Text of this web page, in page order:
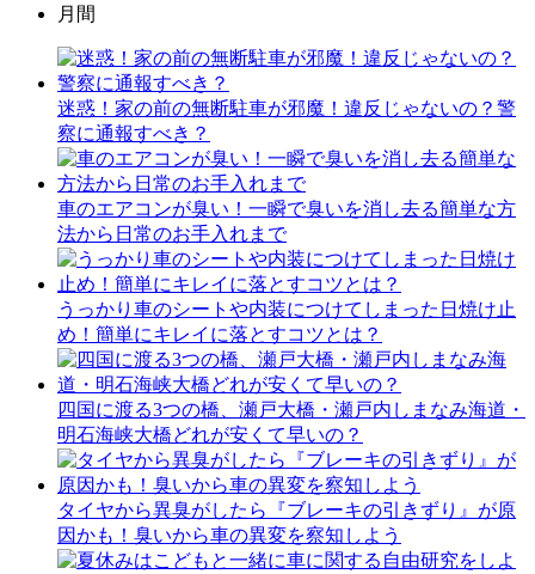
月間
迷惑！家の前の無断駐車が邪魔！違反じゃないの？警
察に通報すべき？
車のエアコンが臭い！一瞬で臭いを消し去る簡単な方
法から日常のお手入れまで
うっかり車のシートや内装につけてしまった日焼け止
め！簡単にキレイに落とすコツとは？
四国に渡る3つの橋、瀬戸大橋・瀬戸内しまなみ海道・
明石海峡大橋どれが安くて早いの？
タイヤから異臭がしたら『ブレーキの引きずり』が原
因かも！臭いから車の異変を察知しよう